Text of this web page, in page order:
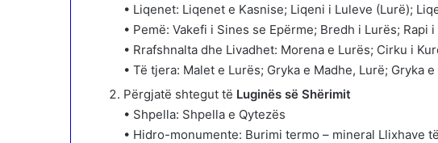
• Liqenet: Liqenet e Kasnise; Liqeni i Luleve (Lurë);
• Pemë: Vakefi i Sines se Epërme; Bredh i Lurës; Rapi
• Rrafshnalta dhe Livadhet: Morena e Lurës; Cirku i
• Të tjera: Malet e Lurës; Gryka e Madhe, Lurë; Gryka
Përgjatë shtegut të Luginës së Shërimit
• Shpella: Shpella e Qytezës
• Hidro-monumente: Burimi termo – mineral Llixhave